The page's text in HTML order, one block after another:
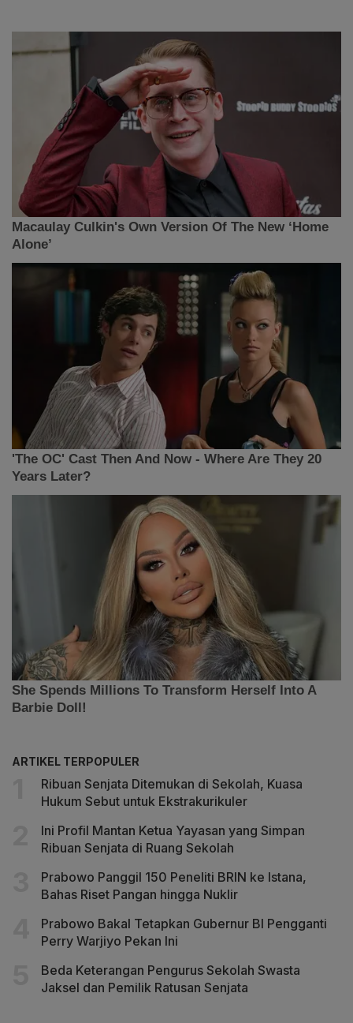
ARTIKEL TERPOPULER
Ribuan Senjata Ditemukan di Sekolah, Kuasa
Hukum Sebut untuk Ekstrakurikuler
Ini Profil Mantan Ketua Yayasan yang Simpan
Ribuan Senjata di Ruang Sekolah
Prabowo Panggil 150 Peneliti BRIN ke Istana,
Bahas Riset Pangan hingga Nuklir
Prabowo Bakal Tetapkan Gubernur BI Pengganti
Perry Warjiyo Pekan Ini
Beda Keterangan Pengurus Sekolah Swasta
Jaksel dan Pemilik Ratusan Senjata